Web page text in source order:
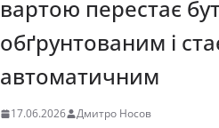
вартою перестає
обґрунтованим і
автоматичним
17.06.2026 Дмитро Носов